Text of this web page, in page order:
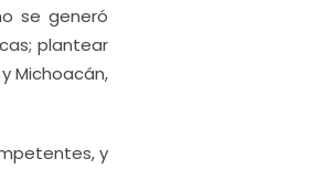
se generó
plantear
Michoacán,
y